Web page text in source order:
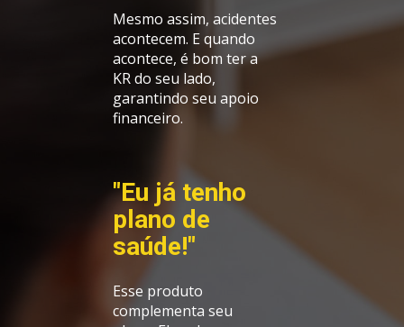
"Eu já tenho
plano de
saúde!"
Mesmo assim, acidentes
acontecem. E quando
acontece, é bom ter a
KR do seu lado,
garantindo seu apoio
financeiro.
Esse produto
complementa seu